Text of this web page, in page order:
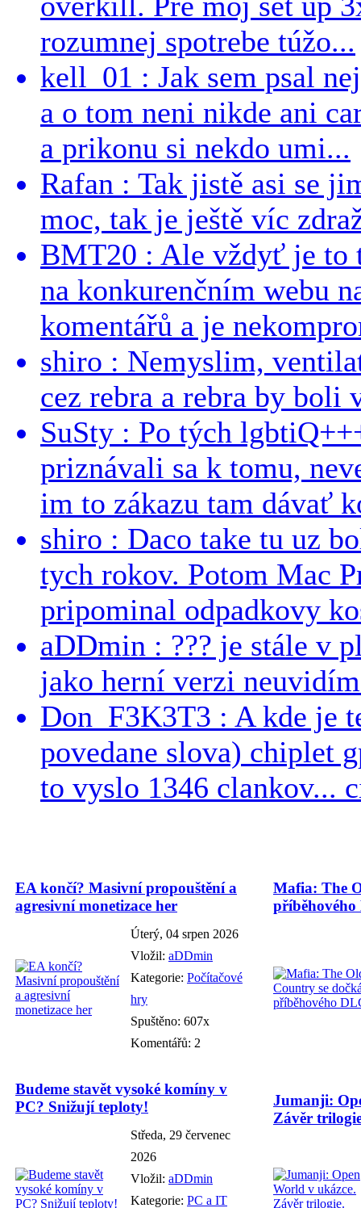
rozumnej spotrebe túžo...
kell_01 : Jak sem psal
a o tom neni nikde ani
a prikonu si nekdo umi...
Rafan : Tak jistě asi se
moc, tak je ještě víc
BMT20 : Ale vždyť je to
na konkurenčním webu
komentářů a je
shiro : Nemyslim,
cez rebra a rebra by boli
SuSty : Po tých
priznávali sa k tomu,
im to zákazu tam dávať
shiro : Daco take tu uz
tych rokov. Potom Mac
pripominal odpadkovy
aDDmin : ??? je stále v
jako herní verzi
Don_F3K3T3 : A kde je
povedane slova) chiplet
to vyslo 1346 clankov...
EA končí? Masivní propouštění a
agresivní monetizace her
Úterý, 04 srpen 2026
Vložil: aDDmin
Kategorie: Počítačové
hry
Spuštěno: 607x
Komentářů: 2
Mafia: The
Budeme stavět vysoké komíny v
PC? Snižují teploty!
Středa, 29 červenec
2026
Vložil: aDDmin
Kategorie: PC a IT
Jumanji:
Závěr